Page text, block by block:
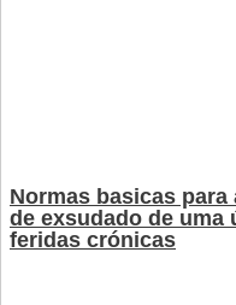
Normas basicas
de exsudado de uma
feridas crónicas